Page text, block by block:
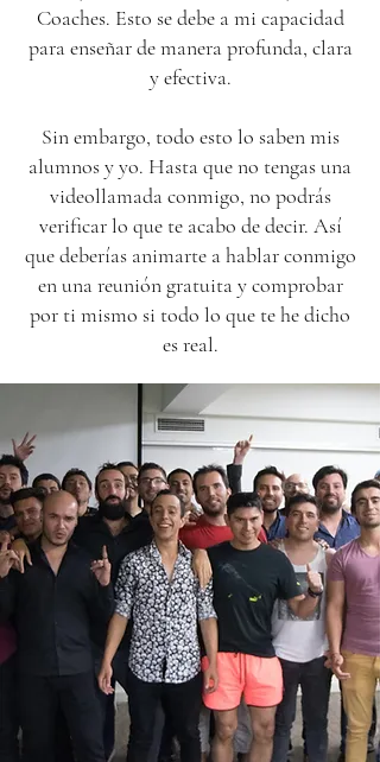
Coaches. Esto se debe a mi capacidad
para enseñar de manera profunda, clara
y efectiva.
Sin embargo, todo esto lo saben mis
alumnos y yo. Hasta que no tengas una
videollamada conmigo, no podrás
verificar lo que te acabo de decir. Así
que deberías animarte a hablar conmigo
en una reunión gratuita y comprobar
por ti mismo si todo lo que te he dicho
es real.